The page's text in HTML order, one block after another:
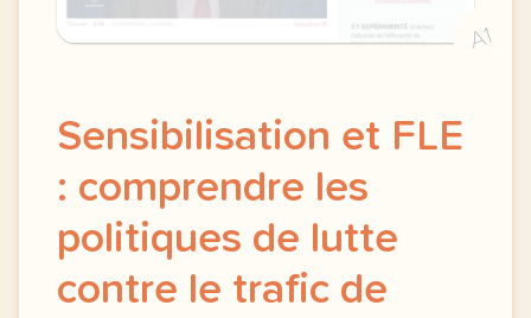
A1
Sensibilisation et FLE
: comprendre les
politiques de lutte
contre le trafic de